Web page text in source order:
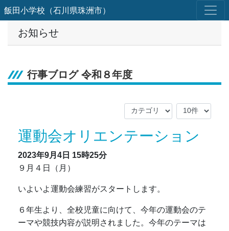
飯田小学校（石川県珠洲市）
お知らせ
行事ブログ 令和８年度
運動会オリエンテーション
2023年9月4日 15時25分
９月４日（月）
いよいよ運動会練習がスタートします。
６年生より、全校児童に向けて、今年の運動会のテ
ーマや競技内容が説明されました。今年のテーマは